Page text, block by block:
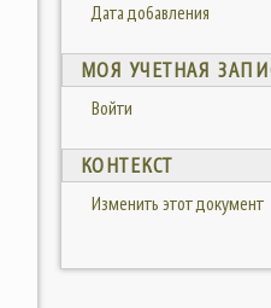
Дата добавления
МОЯ УЧЕТНАЯ
Войти
КОНТЕКСТ
Изменить этот документ